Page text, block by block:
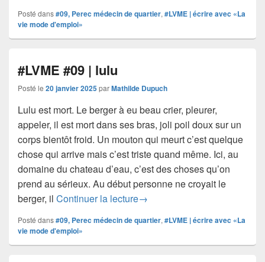
Posté dans#09, Perec médecin de quartier, #LVME | écrire avec «La
vie mode d'emploi»
#LVME #09 | lulu
Posté le 20 janvier 2025parMathilde Dupuch
Lulu est mort. Le berger à eu beau crier, pleurer,
appeler, il est mort dans ses bras, joli poil doux sur un
corps bientôt froid. Un mouton qui meurt c’est quelque
chose qui arrive mais c’est triste quand même. Ici, au
domaine du chateau d’eau, c’est des choses qu’on
prend au sérieux. Au début personne ne croyait le
berger, il Continuer la lecture#LVME #09 | lulu
→
Posté dans#09, Perec médecin de quartier, #LVME | écrire avec «La
vie mode d'emploi»